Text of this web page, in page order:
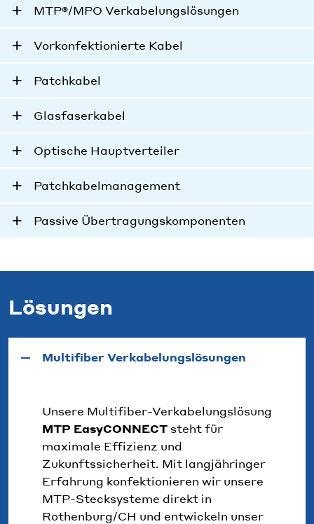
MTP®/MPO Verkabelungslösungen
Vorkonfektionierte Kabel
Patchkabel
Glasfaserkabel
Optische Hauptverteiler
Patchkabelmanagement
Passive Übertragungskomponenten
Lösungen
Multifiber Verkabelungslösungen
Unsere Multifiber-Verkabelungslösung
MTP EasyCONNECT steht für
maximale Effizienz und
Zukunftssicherheit. Mit langjähringer
Erfahrung konfektionieren wir unsere
MTP-Stecksysteme direkt in
Rothenburg/CH und entwickeln unser